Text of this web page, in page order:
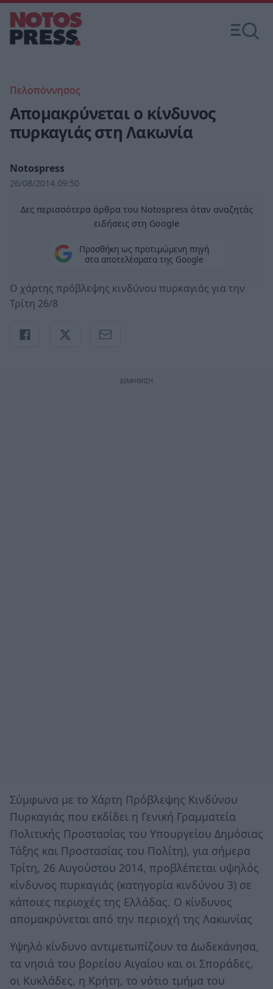
Πελοπόννησος
Απομακρύνεται ο κίνδυνος
πυρκαγιάς στη Λακωνία
Notospress
26/08/2014 09:50
Δες περισσότερα άρθρα του Notospress όταν αναζητάς
ειδήσεις στη Google
Προσθήκη ως προτιμώμενη πηγή
στα αποτελέσματα της Google
Ο χάρτης πρόβλεψης κινδύνου πυρκαγιάς για την
Τρίτη 26/8
Σύμφωνα με το Χάρτη Πρόβλεψης Κινδύνου
Πυρκαγιάς που εκδίδει η Γενική Γραμματεία
Πολιτικής Προστασίας του Υπουργείου Δημόσιας
Τάξης και Προστασίας του Πολίτη), για σήμερα
Τρίτη, 26 Αυγούστου 2014, προβλέπεται υψηλός
κίνδυνος πυρκαγιάς (κατηγορία κινδύνου 3) σε
κάποιες περιοχές της Ελλάδας. Ο κίνδυνος
απομακρύνεται από την περιοχή της Λακωνίας
Υψηλό κίνδυνο αντιμετωπίζουν τα Δωδεκάνησα,
τα νησιά του βορείου Αιγαίου και οι Σποράδες,
οι Κυκλάδες, η Κρήτη, το νότιο τμήμα του